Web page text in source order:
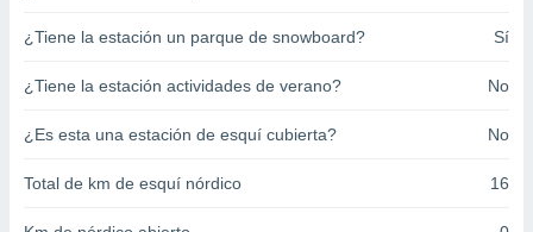
de
o acceder
perfiles
¿Tiene la estación un parque de snowboard? Sí
¿Tiene la estación actividades de verano? No
¿Es esta una estación de esquí cubierta? No
Total de km de esquí nórdico 16